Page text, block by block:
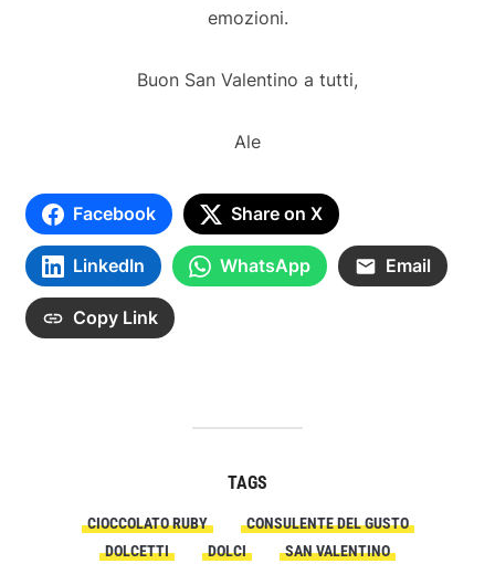
emozioni.
Buon San Valentino a tutti,
Ale
Facebook Share on X
LinkedIn WhatsApp Email
Copy Link
TAGS
CIOCCOLATO RUBY
CONSULENTE DEL GUSTO
DOLCETTI
DOLCI SAN VALENTINO